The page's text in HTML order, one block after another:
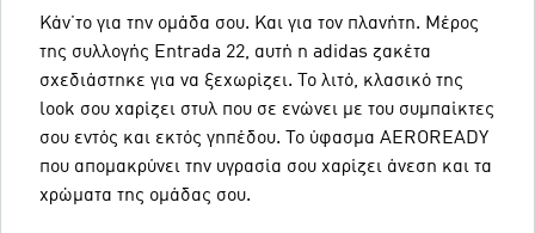
Κάν΄το για την ομάδα σου. Και για τον πλανήτη. Μέρος
της συλλογής Entrada 22, αυτή η adidas ζακέτα
σχεδιάστηκε για να ξεχωρίζει. Το λιτό, κλασικό της
look σου χαρίζει στυλ που σε ενώνει με του συμπαίκτες
σου εντός και εκτός γηπέδου. Το ύφασμα AEROREADY
που απομακρύνει την υγρασία σου χαρίζει άνεση και τα
χρώματα της ομάδας σου.